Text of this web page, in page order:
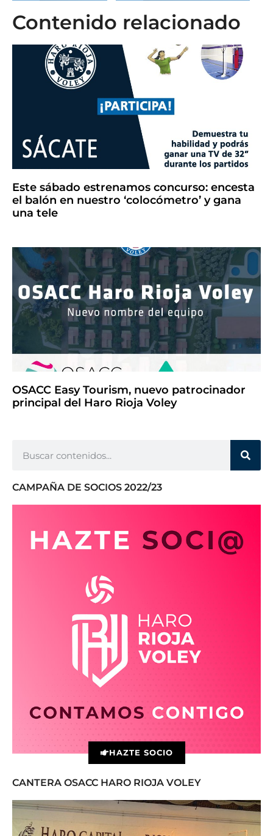
Contenido relacionado
Este sábado estrenamos concurso: encesta
el balón en nuestro ‘colocómetro’ y gana
una tele
OSACC Easy Tourism, nuevo patrocinador
principal del Haro Rioja Voley
CAMPAÑA DE SOCIOS 2022/23
HAZTE SOCIO
CANTERA OSACC HARO RIOJA VOLEY